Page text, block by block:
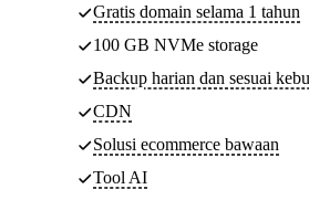
Gratis domain selama 1 tahun
100 GB NVMe storage
Backup harian dan sesuai
CDN
Solusi ecommerce bawaan
Tool AI